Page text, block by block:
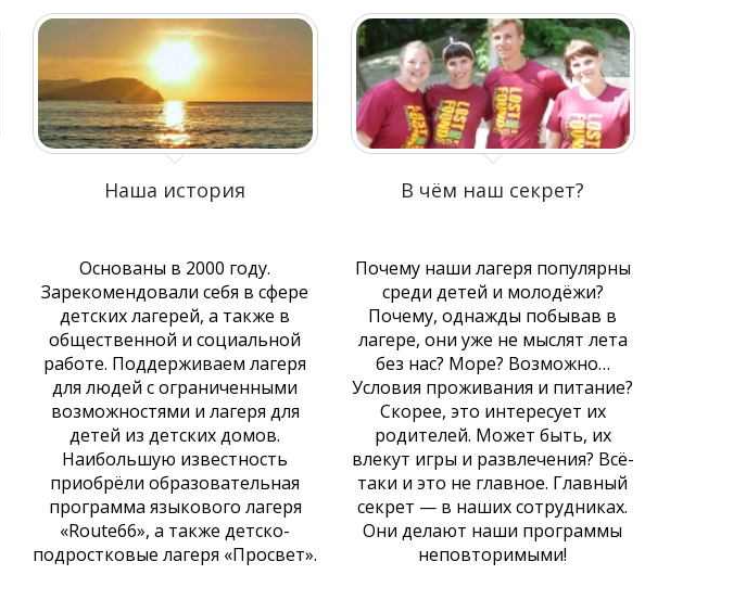
Наша история
Основаны в 2000 году.
Зарекомендовали себя в сфере
детских лагерей, а также в
общественной и социальной
работе. Поддерживаем лагеря
для людей с ограниченными
возможностями и лагеря для
детей из детских домов.
Наибольшую известность
приобрёли образовательная
программа языкового лагеря
«Route66», а также детско-
подростковые лагеря «Просвет».
В чём наш секрет?
Почему наши лагеря популярны
среди детей и молодёжи?
Почему, однажды побывав в
лагере, они уже не мыслят лета
без нас? Море? Возможно…
Условия проживания и питание?
Скорее, это интересует их
родителей. Может быть, их
влекут игры и развлечения? Всё-
таки и это не главное. Главный
секрет — в наших сотрудниках.
Они делают наши программы
неповторимыми!